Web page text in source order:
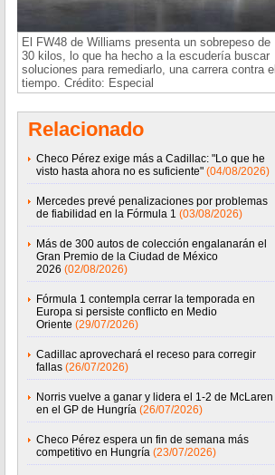
El FW48 de Williams presenta un sobrepeso de
30 kilos, lo que ha hecho a la escudería buscar
soluciones para remediarlo, una carrera contra el
tiempo. Crédito: Especial
Relacionado
Checo Pérez exige más a Cadillac: "Lo que he
visto hasta ahora no es suficiente" (04/08/2026)
Mercedes prevé penalizaciones por problemas
de fiabilidad en la Fórmula 1 (03/08/2026)
Más de 300 autos de colección engalanarán el
Gran Premio de la Ciudad de México
2026 (02/08/2026)
Fórmula 1 contempla cerrar la temporada en
Europa si persiste conflicto en Medio
Oriente (29/07/2026)
Cadillac aprovechará el receso para corregir
fallas (26/07/2026)
Norris vuelve a ganar y lidera el 1-2 de McLaren
en el GP de Hungría (26/07/2026)
Checo Pérez espera un fin de semana más
competitivo en Hungría (23/07/2026)